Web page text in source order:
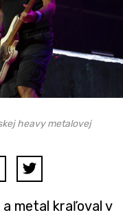
heavy metalovej
metal kraľoval v